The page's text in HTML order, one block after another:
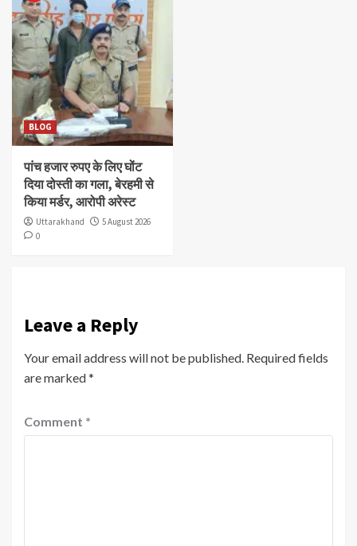
BLOG
पांच हजार रुपए के लिए घोंट
दिया दोस्ती का गला, बेरहमी से
किया मर्डर, आरोपी अरेस्ट
Uttarakhand
5 August 2026
0
Leave a Reply
Your email address will not be published. Required fields
are marked*
Comment *